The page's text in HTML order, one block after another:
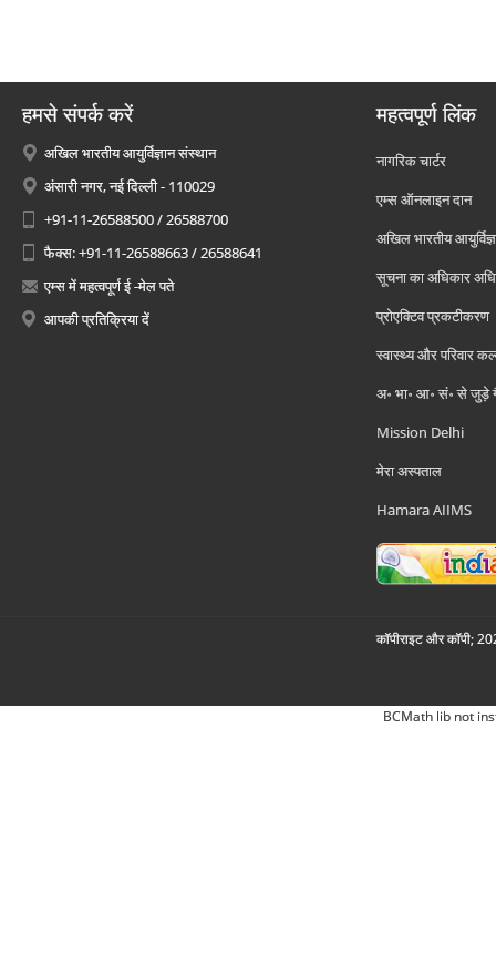
हमसे संपर्क करें
अखिल भारतीय आयुर्विज्ञान संस्थान
अंसारी नगर, नई दिल्ली - 110029
+91-11-26588500 / 26588700
फैक्स: +91-11-26588663 / 26588641
एम्स में महत्वपूर्ण ई -मेल पते
आपकी प्रतिक्रिया दें
महत्वपूर्ण लिंक
नागरिक चार्टर
एम्स ऑनलाइन दान
अखिल भारतीय
सूचना का अधिकार
प्रोएक्टिव प्रकटीकरण
स्वास्थ्य और परिवार
अ॰ भा॰ आ॰ सं॰ से जुड़े
Mission Delhi
मेरा अस्पताल
Hamara AIIMS
कॉपीराइट और कॉपी;
BCMath lib not